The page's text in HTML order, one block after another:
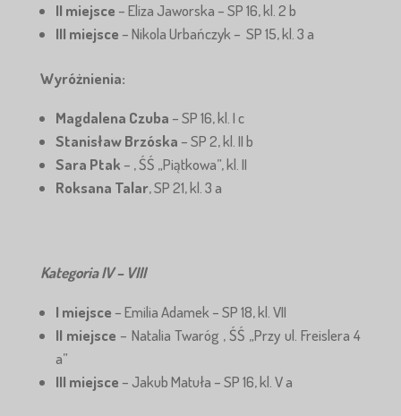
II miejsce – Eliza Jaworska – SP 16, kl. 2 b
III miejsce – Nikola Urbańczyk – SP 15, kl. 3 a
Wyróżnienia:
Magdalena Czuba – SP 16, kl. I c
Stanisław Brzóska – SP 2, kl. II b
Sara Ptak – , ŚŚ „Piątkowa”, kl. II
Roksana Talar, SP 21, kl. 3 a
Kategoria IV – VIII
I miejsce – Emilia Adamek – SP 18, kl. VII
II miejsce – Natalia Twaróg , ŚŚ „Przy ul. Freislera 4
a”
III miejsce – Jakub Matuła – SP 16, kl. V a